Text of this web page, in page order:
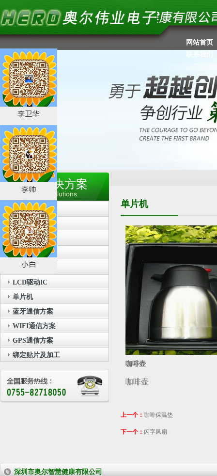
网站首页
联系我们
产品及解决方案
Products and Solutions
语音IC
音乐IC
录音IC
闪灯IC
触摸IC
LCD驱动IC
单片机
蓝牙通信方案
WIFI通信方案
GPS通信方案
绑定贴片及加工
单片机
咖啡壶
咖啡壶
上一个： 咖啡保温垫
下一个： 闪字风扇
深圳市奥尔智慧健康有限公司